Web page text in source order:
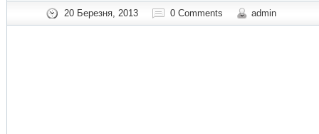
20 Березня, 2013 0 Comments admin